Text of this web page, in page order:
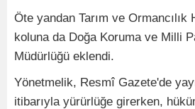
Öte yandan Tarım ve
koluna da Doğa Koruma ve Milli
Müdürlüğü eklendi.
Yönetmelik, Resmî Gazete'de
itibarıyla yürürlüğe girerken,